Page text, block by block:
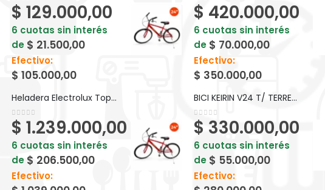
0out of 5
$ 129.000,00
6 cuotas sin interés
de $ 21.500,00
Efectivo:
$ 105.000,00
Heladera Electrolux Top Freezer No Frost Inverter Plata 408L IF43S
0out of 5
$ 1.239.000,00
6 cuotas sin interés
de $ 206.500,00
Efectivo:
0out of 5
$ 420.000,00
6 cuotas sin interés
de $ 70.000,00
Efectivo:
$ 350.000,00
BICI KEIRIN V24 T/ TERRENO S/ CAMBIOS BM024
0out of 5
$ 330.000,00
6 cuotas sin interés
de $ 55.000,00
Efectivo: